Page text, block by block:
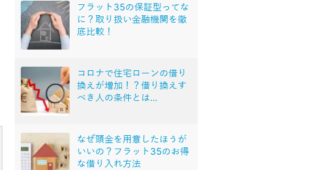
フラット35の保証型ってな
に？取り扱い金融機関を徹
底比較！
コロナで住宅ローンの借り
換えが増加！？借り換えす
べき人の条件とは...
なぜ頭金を用意したほうが
いいの？フラット35のお得
な借り入れ方法